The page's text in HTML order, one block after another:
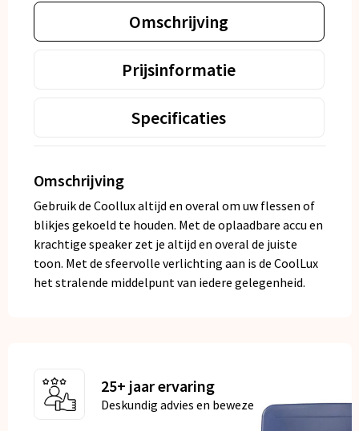
Omschrijving
Prijsinformatie
Specificaties
Omschrijving
Gebruik de Coollux altijd en overal om uw flessen of
blikjes gekoeld te houden. Met de oplaadbare accu en
krachtige speaker zet je altijd en overal de juiste
toon. Met de sfeervolle verlichting aan is de CoolLux
het stralende middelpunt van iedere gelegenheid.
25+ jaar ervaring
Deskundig advies en bewezen kwaliteit